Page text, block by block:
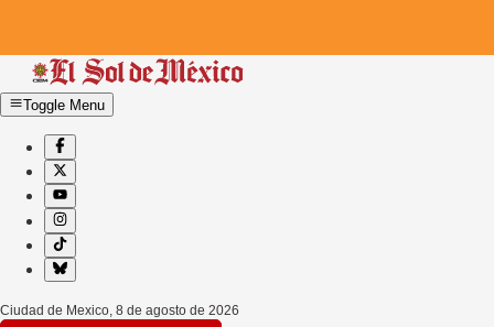
Toggle Menu
Ciudad de Mexico, 8 de agosto de 2026